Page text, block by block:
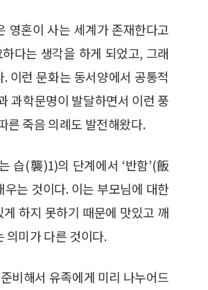
영혼이 사는 세계가 존재한다고
다는 생각을 하게 되었고, 그래
이런 문화는 동서양에서 공통적
과학문명이 발달하면서 이런 풍
른 죽음 의례도 발전해왔다.
습(襲)1)의 단계에서 ‘반함’(飯
는 것이다. 이는 부모님에 대한
하지 못하기 때문에 맛있고 깨
의미가 다른 것이다.
비해서 유족에게 미리 나누어드